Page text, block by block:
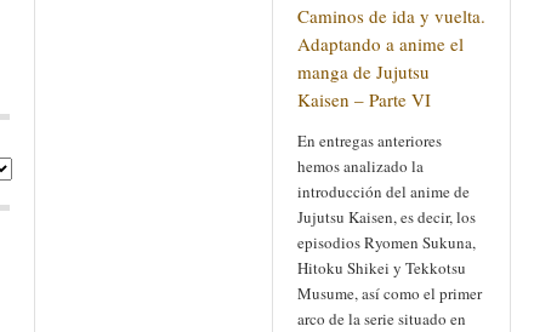
Caminos de ida y vuelta.
Adaptando a anime el
manga de Jujutsu
Kaisen – Parte VI
En entregas anteriores
hemos analizado la
introducción del anime de
Jujutsu Kaisen, es decir, los
episodios Ryomen Sukuna,
Hitoku Shikei y Tekkotsu
Musume, así como el primer
arco de la serie situado en